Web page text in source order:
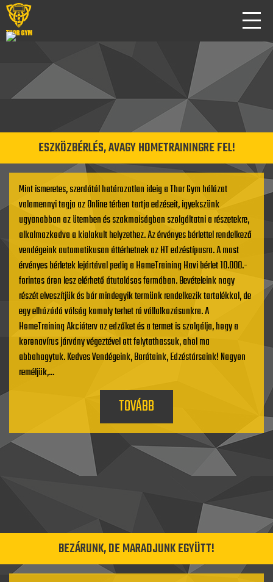
ESZKÖZBÉRLÉS, AVAGY HOMETRAININGRE FEL!
Mint ismeretes, szerdától határozatlan ideig a Thor Gym hálózat
valamennyi tagja az Online térben tartja edzéseit, igyekszünk
ugyanabban az ütemben és szakmaiságban szolgáltatni a részetekre,
alkalmazkodva a kialakult helyzethez. Az érvényes bérlettel rendelkező
vendégeink automatikusan áttérhetnek az HT edzéstípusra. A most
érvényes bérletek lejártával pedig a HomeTraining Havi bérlet 10.000.-
forintos áron lesz elérhető átutalásos formában. Bevételeink nagy
részét elveszítjük és bár mindegyik termünk rendelkezik tartalékkal, de
egy elhúzódó válság komoly terhet ró vállalkozásunkra. A
HomeTraining Akcióterv az edzőket és a termet is szolgálja, hogy a
koronavírus járvány végeztével ott folytathassuk, ahol ma
abbahagytuk. Kedves Vendégeink, Barátaink, Edzéstársaink! Nagyon
reméljük,...
TOVÁBB
BEZÁRUNK, DE MARADJUNK EGYÜTT!